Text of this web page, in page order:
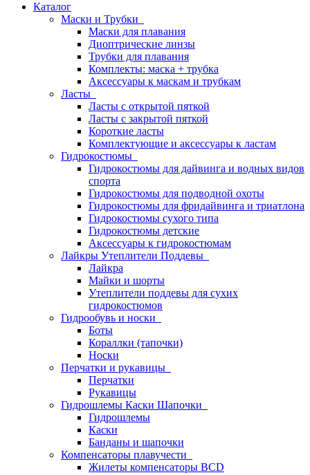
Каталог
Маски и Трубки
Маски для плавания
Диоптрические линзы
Трубки для плавания
Комплекты: маска + трубка
Аксессуары к маскам и трубкам
Ласты
Ласты с открытой пяткой
Ласты с закрытой пяткой
Короткие ласты
Комплектующие и аксессуары к ластам
Гидрокостюмы
Гидрокостюмы для дайвинга и водных видов
спорта
Гидрокостюмы для подводной охоты
Гидрокостюмы для фридайвинга и триатлона
Гидрокостюмы сухого типа
Гидрокостюмы детские
Аксессуары к гидрокостюмам
Лайкры Утеплители Поддевы
Лайкра
Майки и шорты
Утеплители поддевы для сухих
гидрокостюмов
Гидрообувь и носки
Боты
Кораллки (тапочки)
Носки
Перчатки и рукавицы
Перчатки
Рукавицы
Гидрошлемы Каски Шапочки
Гидрошлемы
Каски
Банданы и шапочки
Компенсаторы плавучести
Жилеты компенсаторы BCD